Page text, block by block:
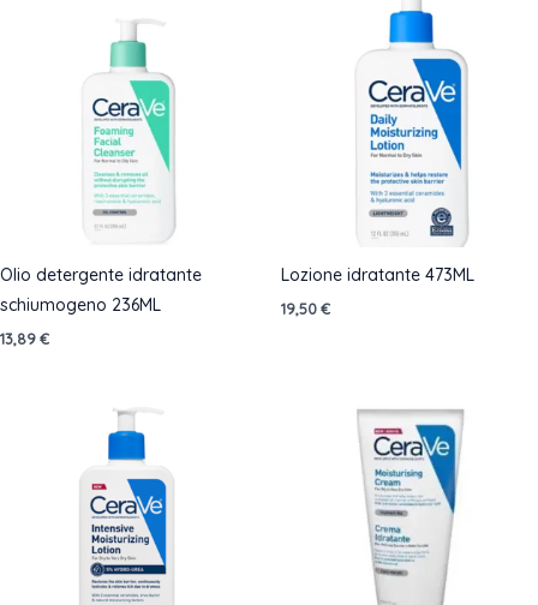
14,90 €
Olio detergente idratante
schiumogeno 236ML
13,89€
Lozione idratante 473ML
19,50€